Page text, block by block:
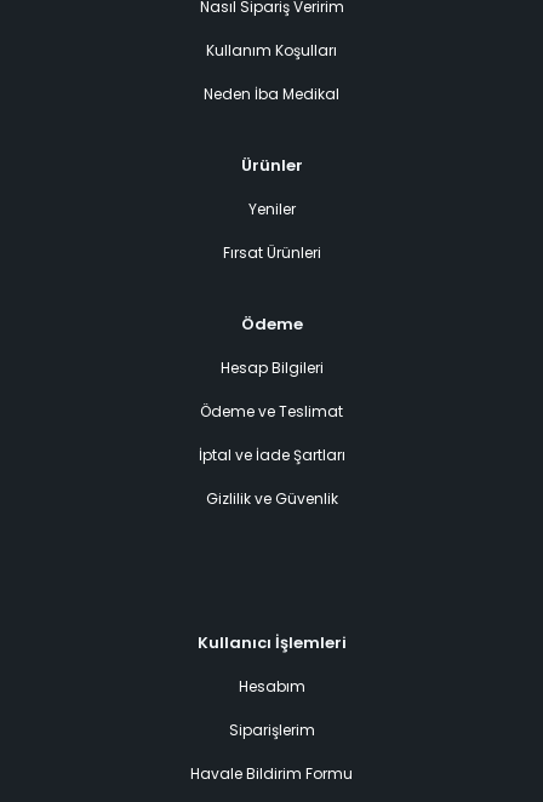
Nasıl Sipariş Veririm
Kullanım Koşulları
Neden İba Medikal
Ürünler
Yeniler
Fırsat Ürünleri
Ödeme
Hesap Bilgileri
Ödeme ve Teslimat
İptal ve İade Şartları
Gizlilik ve Güvenlik
Kullanıcı İşlemleri
Hesabım
Siparişlerim
Havale Bildirim Formu